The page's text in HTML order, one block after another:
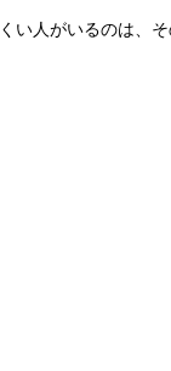
人がいるのは、そ